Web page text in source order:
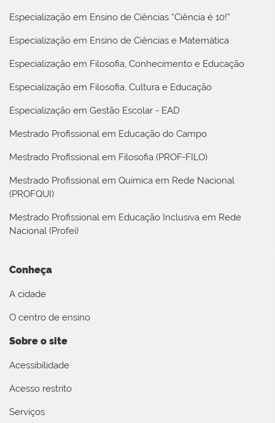
Especialização em Ensino de Ciências “Ciência é 10!”
Especialização em Ensino de Ciências e Matemática
Especialização em Filosofia, Conhecimento e Educação
Especialização em Filosofia, Cultura e Educação
Especialização em Gestão Escolar - EAD
Mestrado Profissional em Educação do Campo
Mestrado Profissional em Filosofia (PROF-FILO)
Mestrado Profissional em Química em Rede Nacional
(PROFQUI)
Mestrado Profissional em Educação Inclusiva em Rede
Nacional (Profei)
Conheça
A cidade
O centro de ensino
Sobre o site
Acessibilidade
Acesso restrito
Serviços